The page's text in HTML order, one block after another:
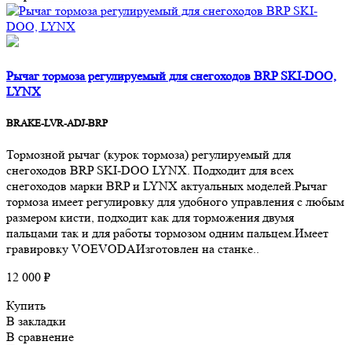
Рычаг тормоза регулируемый для снегоходов BRP SKI-DOO,
LYNX
BRAKE-LVR-ADJ-BRP
Тормозной рычаг (курок тормоза) регулируемый для
снегоходов BRP SKI-DOO LYNX. Подходит для всех
снегоходов марки BRP и LYNX актуальных моделей.Рычаг
тормоза имеет регулировку для удобного управления с любым
размером кисти, подходит как для торможения двумя
пальцами так и для работы тормозом одним пальцем.Имеет
гравировку VOEVODAИзготовлен на станке..
12 000 ₽
Купить
В закладки
В сравнение